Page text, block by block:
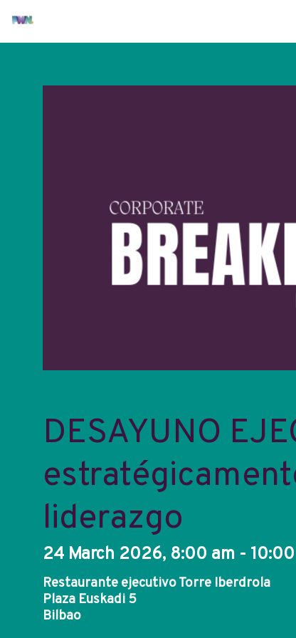
DESAYUNO
liderazgo
24 March 2026, 8:00 am -
Restaurante ejecutivo Torre Iberdrola
Plaza Euskadi 5
Bilbao